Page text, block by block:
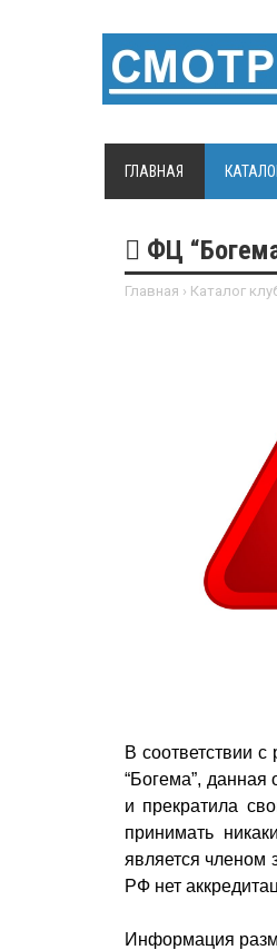
ГЛАВНАЯ
ФЦ
Главная › Каталог
В соответствии
“Богема”,
и прекратила
принимать
является
РФ нет
Информация